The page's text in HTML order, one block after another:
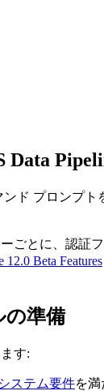
ンド プロン
ごとに、認
12.0 Beta Features
の準備
す:
システム要件を満